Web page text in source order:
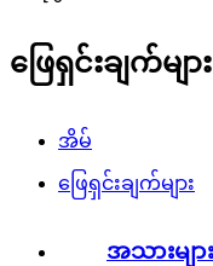
ဖြေရှင်းချက်များ
အိမ်
ဖြေရှင်းချက်များ
အသားမျ